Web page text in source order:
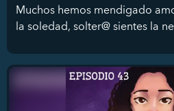
Muchos hemos mendigado
la soledad, solter@ sientes la